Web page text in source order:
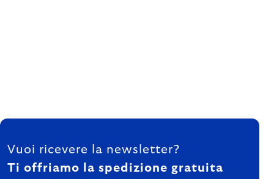
FOOTER
Vuoi ricevere la newsletter?
Ti offriamo la spedizione gratuita